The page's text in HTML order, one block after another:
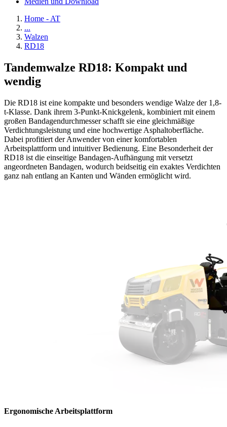
Home - AT
...
Walzen
RD18
Tandemwalze RD18: Kompakt und
wendig
Die RD18 ist eine kompakte und besonders wendige Walze der 1,8-
t-Klasse. Dank ihrem 3-Punkt-Knickgelenk, kombiniert mit einem
großen Bandagendurchmesser schafft sie eine gleichmäßige
Verdichtungsleistung und eine hochwertige Asphaltoberfläche.
Dabei profitiert der Anwender von einer komfortablen
Arbeitsplattform und intuitiver Bedienung. Eine Besonderheit der
RD18 ist die einseitige Bandagen-Aufhängung mit versetzt
angeordneten Bandagen, wodurch beidseitig ein exaktes Verdichten
ganz nah entlang an Kanten und Wänden ermöglicht wird.
Ergonomische Arbeitsplattform